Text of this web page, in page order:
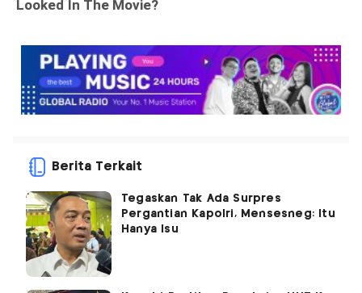
Berita Terkait
Tegaskan Tak Ada Surpres
Pergantian Kapolri, Mensesneg: Itu
Hanya Isu